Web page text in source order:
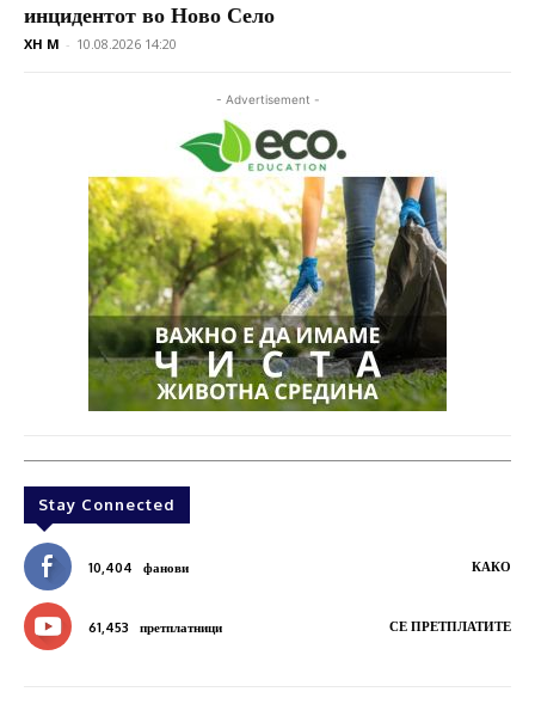
инцидентот во Ново Село
XH M - 10.08.2026 14:20
- Advertisement -
Stay Connected
10,404 фанови КАКО
61,453 претплатници СЕ ПРЕТПЛАТИТЕ